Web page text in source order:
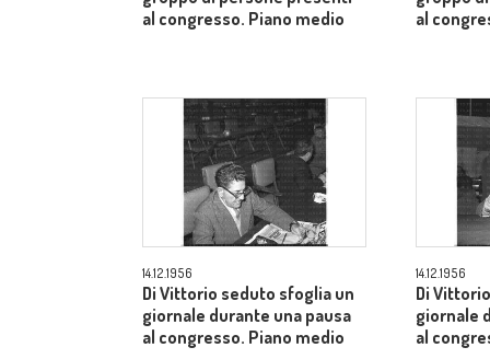
al congresso. Piano medio
al
14.12.1956
Di Vittorio seduto sfoglia un
giornale durante una pausa
al congresso. Piano medio
14.12.1956
Di
giornale
al